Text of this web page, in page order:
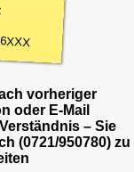
vorheriger
oder E-Mail
– Sie
(0721/950780) zu